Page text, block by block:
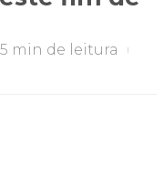
5 min de leitura